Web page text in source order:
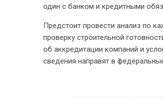
один с банком и кредитными
Предстоит провести анализ по
проверку строительной
об аккредитации компаний и
сведения направят в